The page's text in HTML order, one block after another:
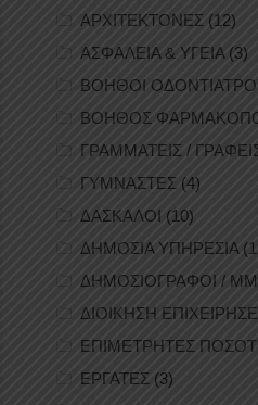
ΑΡΧΙΤΕΚΤΟΝΕΣ (12)
ΑΣΦΑΛΕΙΑ & ΥΓΕΙΑ(3)
ΒΟΗΘΟΙ
ΒΟΗΘΟΣ
ΓΡΑΜΜΑΤΕΙΣ /
ΓΥΜΝΑΣΤΕΣ (4)
ΔΑΣΚΑΛΟΙ (10)
ΔΗΜΟΣΙΑ ΥΠΗΡΕΣΙΑ
ΔΗΜΟΣΙΟΓΡΑΦΟΙ /
ΔΙΟΙΚΗΣΗ
ΕΠΙΜΕΤΡΗΤΕΣ
ΕΡΓΑΤΕΣ (3)